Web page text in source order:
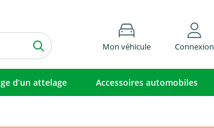
Mon véhicule Connexion
d’un attelage Accessoires automobiles